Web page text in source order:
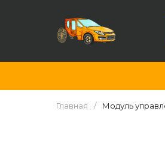
Главная Модуль